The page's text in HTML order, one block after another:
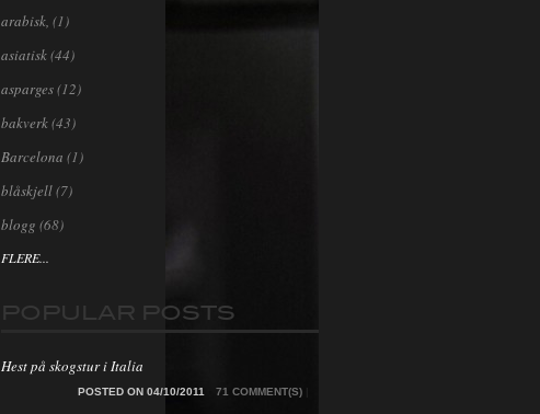
arabisk, (1)
asiatisk(44)
asparges(12)
bakverk(43)
Barcelona (1)
blåskjell(7)
blogg (68)
FLERE...
POPULAR POSTS
Hest på skogstur i Italia
71 COMMENT(S)
POSTED ON 04/10/2011